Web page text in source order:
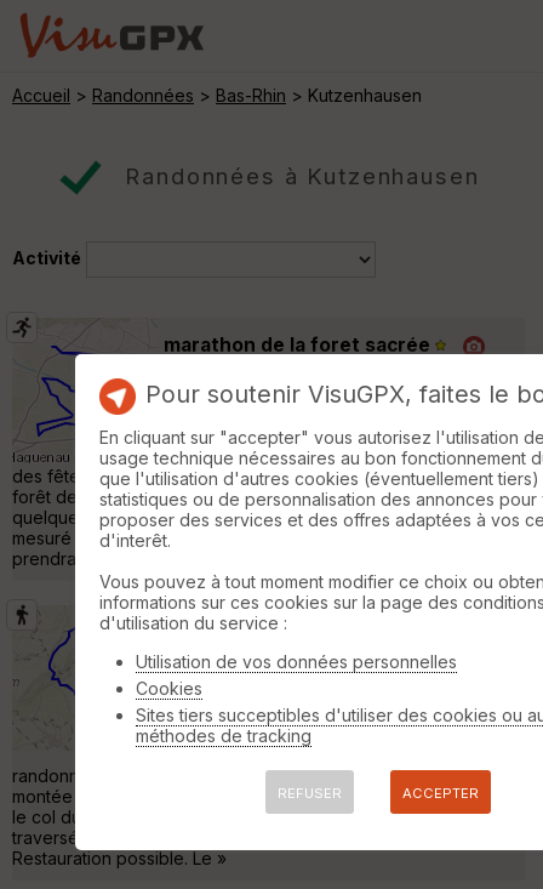
Accueil > Randonnées > Bas-Rhin > Kutzenhausen
Randonnées à Kutzenhausen
Activité
marathon de la foret sacrée
Course à pied 42 km
Le Marathon de la Forêt Sacrée aura lieu le
19 avril 2026 avec départ et arrivée à la salle
des fêtes de Surbourg. Il empreint les pistes cyclables de la
forêt de Haguenau, à proximité de gros chêne et ainsi que
quelques chemins forestiers. le parcours de 42,195 km est
mesuré et enregistré par la FFA Le marathon de la Forêt Sacrée
prendra son départ à la salle des fêtes de Surbo »
Des villages suédois au col du
Pfaffenschlick.
Surbourg
Randonnée Pédestre
Après un bref exposé sur "les villages
suédois" et la visite du monument sur
randonnée démarre à Birlenbach, rejoint Drachenbronn, puis
montée du massif du Hochwald par un joli sentier pour atteindre
le col du Stiefelsberg puis le col du Pfaffenschlick après la
traversée de l'imposant fossé anti-char (ligne Maginot).
Restauration possible. Le »
Pour soutenir VisuGPX, faites le
En cliquant sur "accepter" vous autorisez l'utilisation
usage technique nécessaires au bon fonctionnement
que l'utilisation d'autres cookies (éventuellement
statistiques ou de personnalisation des annonces pour
proposer des services et des offres adaptées à vos
d'interêt.
Vous pouvez à tout moment modifier ce choix ou
informations sur ces cookies sur la page des
d'utilisation du service :
Utilisation de vos données personnelles
Cookies
Sites tiers succeptibles d'utiliser des cookies ou
méthodes de tracking
REFUSER ACCEPTER